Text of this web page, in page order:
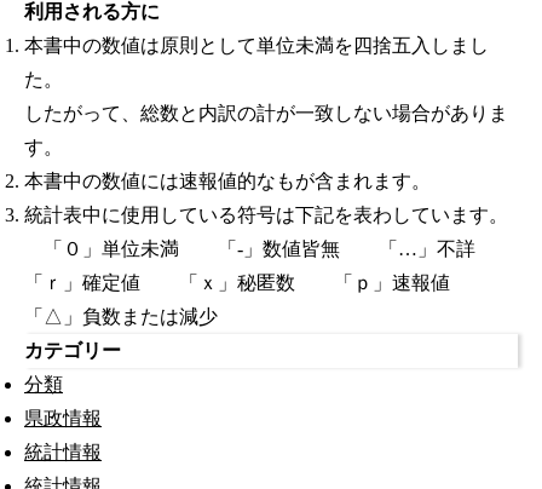
利用される方に
本書中の数値は原則として単位未満を四捨五入しまし
た。
したがって、総数と内訳の計が一致しない場合がありま
す。
本書中の数値には速報値的なもが含まれます。
統計表中に使用している符号は下記を表わしています。
「０」単位未満 「-」数値皆無 「…」不詳
「ｒ」確定値 「ｘ」秘匿数 「ｐ」速報値
「△」負数または減少
カテゴリー
分類
県政情報
統計情報